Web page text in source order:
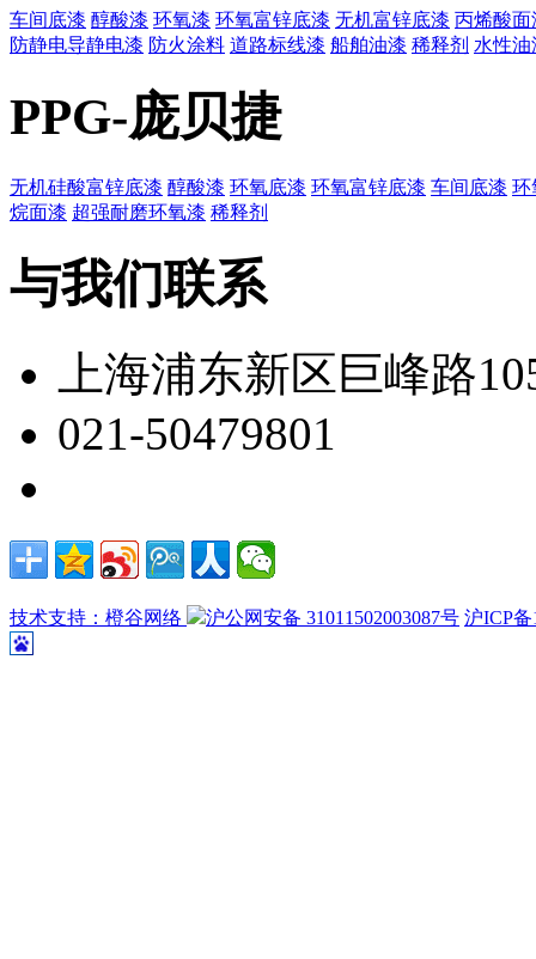
车间底漆 醇酸漆 环氧漆 环氧富锌底漆 无机富锌底漆 丙烯酸面
防静电导静电漆 防火涂料 道路标线漆 船舶油漆 稀释剂 水性油
PPG-庞贝捷
无机硅酸富锌底漆 醇酸漆 环氧底漆 环氧富锌底漆 车间底漆 环
烷面漆 超强耐磨环氧漆 稀释剂
与我们联系
上海浦东新区巨峰路
021-50479801
技术支持：橙谷网络 沪公网安备 31011502003087号 沪ICP备